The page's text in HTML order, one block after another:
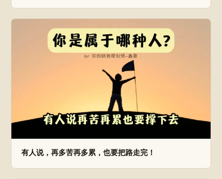
有人说，再多苦再多累，也要把路走完！